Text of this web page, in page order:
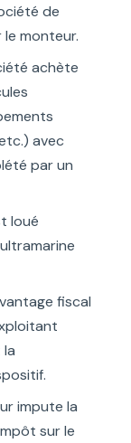
de
le monteur.
achète
avec
par un
loué
fiscal
impute la
sur le